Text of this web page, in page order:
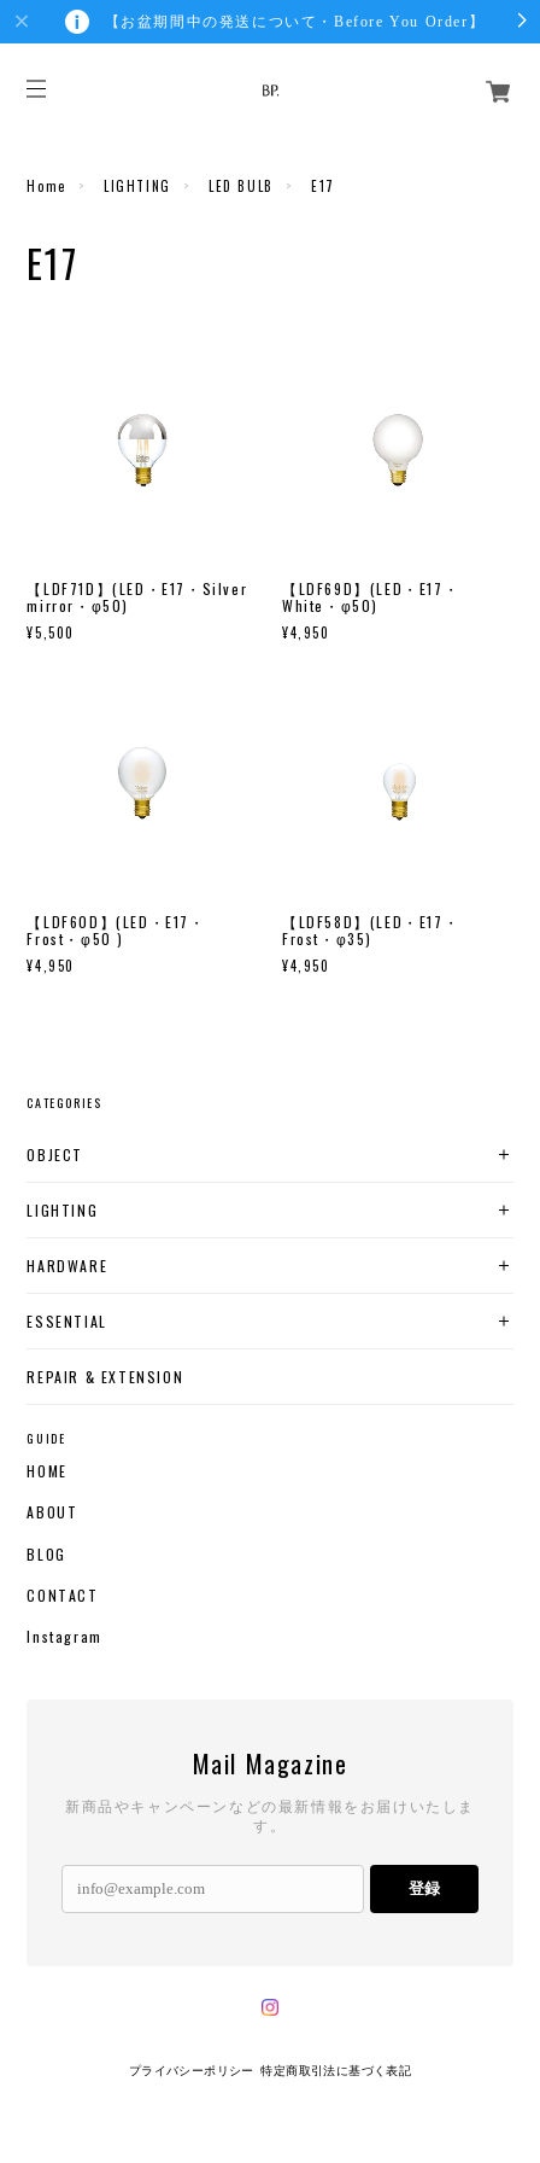
【お盆期間中の発送について・Before You Order】
Home LIGHTING LED BULB E17
E17
【LDF71D】(LED・E17・Silver
mirror・φ50)
¥5,500
【LDF69D】(LED・E17・
White・φ50)
¥4,950
【LDF60D】(LED・E17・
Frost・φ50 )
¥4,950
【LDF58D】(LED・E17・
Frost・φ35)
¥4,950
CATEGORIES
OBJECT
LIGHTING
HARDWARE
ESSENTIAL
REPAIR & EXTENSION
GUIDE
HOME
ABOUT
BLOG
CONTACT
Instagram
Mail Magazine
新商品やキャンペーンなどの最新情報をお届けいたしま
す。
登録
プライバシーポリシー 特定商取引法に基づく表記